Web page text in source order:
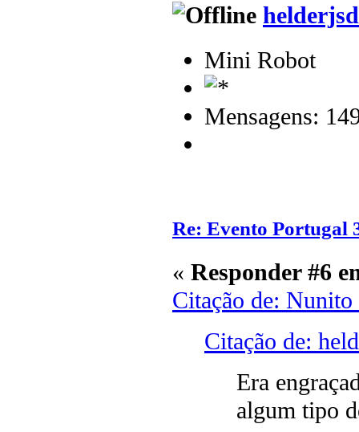
helderjsd
Mini Robot
Mensagens:
Re: Evento Portugal
« Responder #6
Citação de:
Citação de:
Era
algum tipo